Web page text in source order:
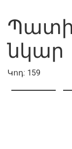
Պատի
նկար
Կոդ: 159